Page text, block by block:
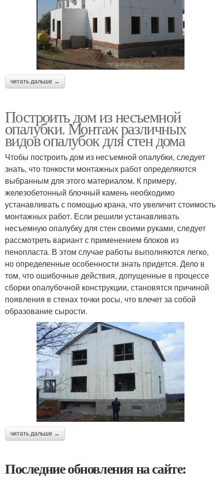
читать дальше →
Построить дом из несъемной
опалубки. Монтаж различных
видов опалубок для стен дома
Чтобы построить дом из несъемной опалубки, следует
знать, что тонкости монтажных работ определяются
выбранным для этого материалом. К примеру,
железобетонный блочный камень необходимо
устанавливать с помощью крана, что увеличит стоимость
монтажных работ. Если решили устанавливать
несъемную опалубку для стен своими руками, следует
рассмотреть вариант с применением блоков из
пенопласта. В этом случае работы выполняются легко,
но определенные особенности знать придется. Дело в
том, что ошибочные действия, допущенные в процессе
сборки опалубочной конструкции, становятся причиной
появления в стенах точки росы, что влечет за собой
образование сырости.
читать дальше →
Последние обновления на сайте: